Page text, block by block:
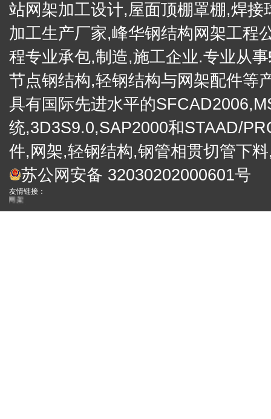
站网架加工设计,屋面顶棚罩棚,焊接
加工生产厂家,峰华钢结构网架工程
程专业承包,制造,施工企业.专业从事
节点钢结构,轻钢结构与网架配件等
具有国际先进水平的
统,3D3S9.0,SAP2000和STAAD/
件,网架,轻钢结构,钢管相贯切管下
苏公网安备 32030202000601号
友情链接：
电子礼炮
礼炮
徐州网架厂
网架